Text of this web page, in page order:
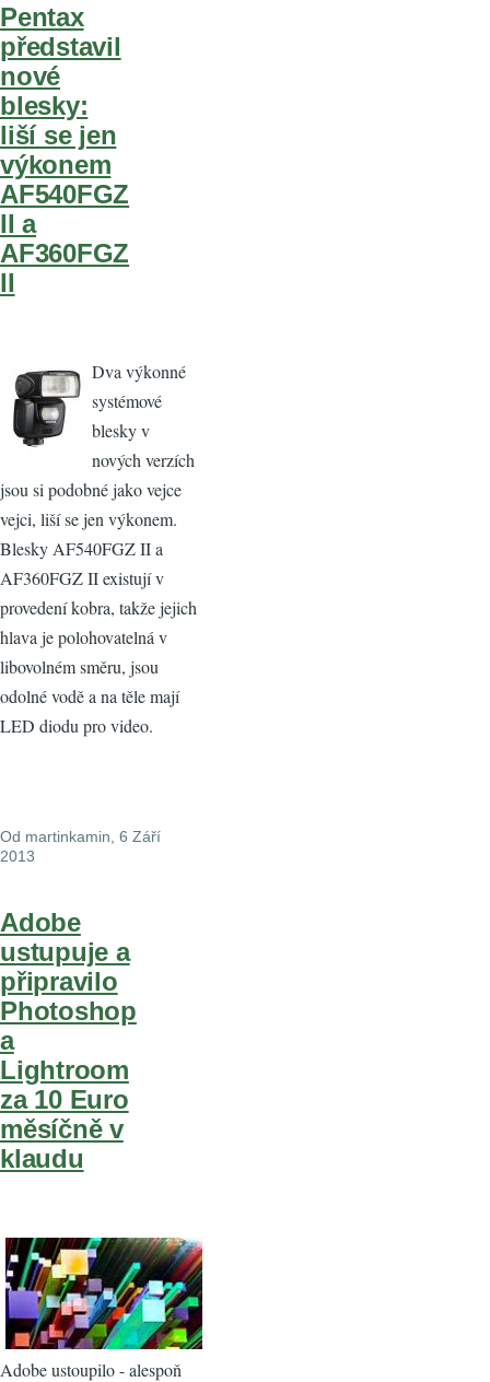
Pentax
představil
nové
blesky:
liší se jen
výkonem
AF540FGZ
II a
AF360FGZ
II
Dva výkonné
systémové
blesky v
nových verzích
jsou si podobné jako vejce
vejci, liší se jen výkonem.
Blesky AF540FGZ II a
AF360FGZ II existují v
provedení kobra, takže jejich
hlava je polohovatelná v
libovolném směru, jsou
odolné vodě a na těle mají
LED diodu pro video.
Od martinkamin , 6 Září
2013
Adobe
ustupuje a
připravilo
Photoshop
a
Lightroom
za 10 Euro
měsíčně v
klaudu
Adobe ustoupilo - alespoň